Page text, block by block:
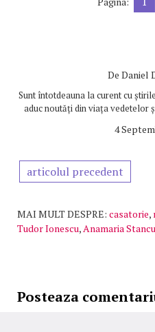
De Daniel
Sunt întotdeauna la curent cu
aduc noutăți din viața vedetelor
4
articolul precedent
MAI MULT DESPRE: casatorie,
Tudor Ionescu,Anamaria Stancu
Posteaza